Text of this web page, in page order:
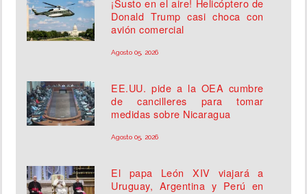
¡Susto en el aire! Helicóptero de
Donald Trump casi choca con
avión comercial
Agosto 05, 2026
EE.UU. pide a la OEA cumbre
de cancilleres para tomar
medidas sobre Nicaragua
Agosto 05, 2026
El papa León XIV viajará a
Uruguay, Argentina y Perú en